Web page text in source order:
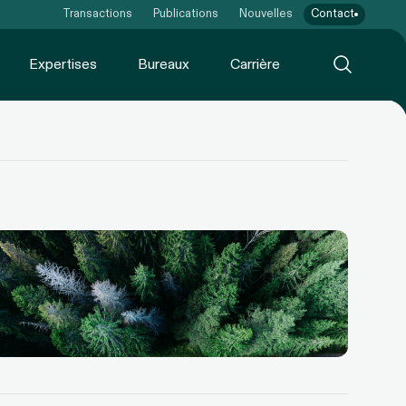
Transactions Publications Nouvelles Contact
Expertises Bureaux Carrière